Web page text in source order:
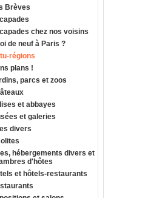
Brèves
Escapades chez nos voisins
de neuf à Paris ?
régions
plans !
parcs et zoos
et abbayes
et galeries
divers
hébergements divers et
d'hôtes
et hôtels-restaurants